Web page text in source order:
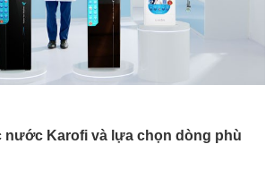
nước Karofi và lựa chọn dòng phù